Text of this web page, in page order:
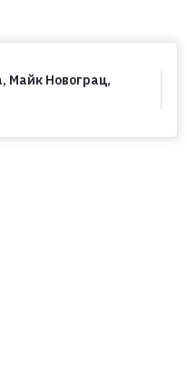
, Майк Новограц,